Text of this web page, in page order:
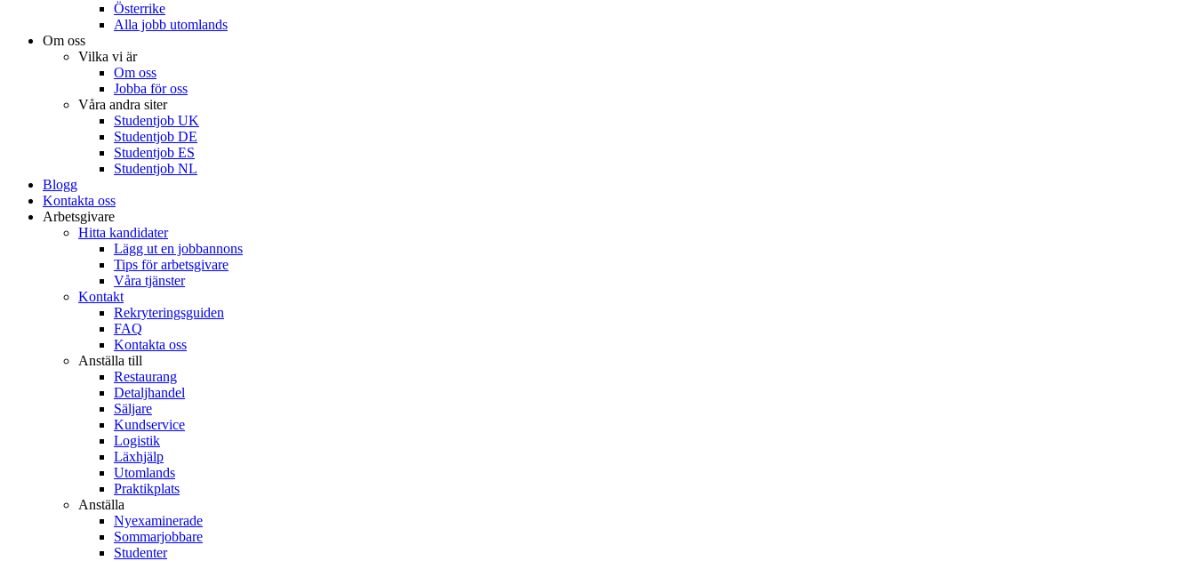
Österrike
Alla jobb utomlands
Om oss
Vilka vi är
Om oss
Jobba för oss
Våra andra siter
Studentjob UK
Studentjob DE
Studentjob ES
Studentjob NL
Blogg
Kontakta oss
Arbetsgivare
Hitta kandidater
Lägg ut en jobbannons
Tips för arbetsgivare
Våra tjänster
Kontakt
Rekryteringsguiden
FAQ
Kontakta oss
Anställa till
Restaurang
Detaljhandel
Säljare
Kundservice
Logistik
Läxhjälp
Utomlands
Praktikplats
Anställa
Nyexaminerade
Sommarjobbare
Studenter